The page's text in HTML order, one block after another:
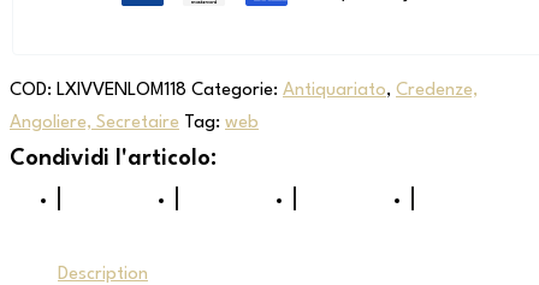
COD: LXIVVENLOM118 Categorie: Antiquariato, Credenze,
Angoliere, Secretaire Tag: web
Description